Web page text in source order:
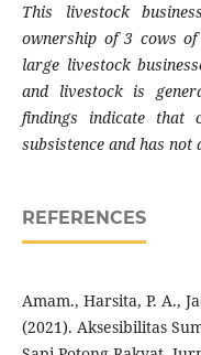
This livestock
ownership of 3 cows
large livestock
and livestock is
findings indicate
subsistence and has not
REFERENCES
Amam., Harsita, P. A.,
(2021). Aksesibilitas